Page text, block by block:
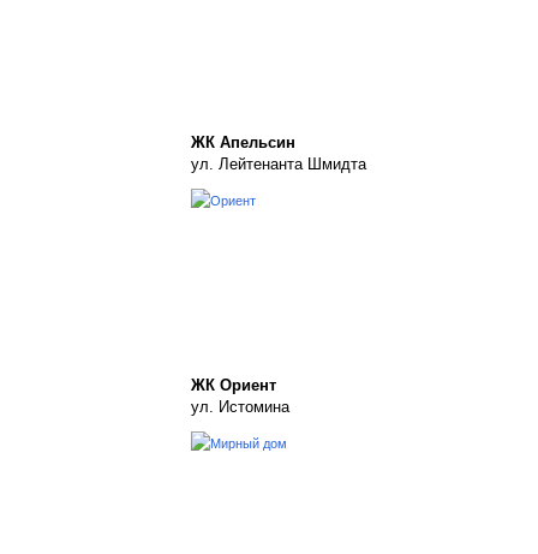
ЖК Апельсин
ул. Лейтенанта Шмидта
ЖК Ориент
ул. Истомина